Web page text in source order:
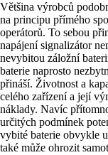
Většina výrobců
na principu přímého
operátorů. To sebou
napájení signalizátor
nevybitou záložní
baterie naprosto
přináší. Životnost a
celého zařízení a její
náklady. Navíc
určitých podmínek
vybité baterie obvykle
také může ohrozit